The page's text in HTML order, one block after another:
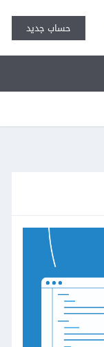
حساب جديد